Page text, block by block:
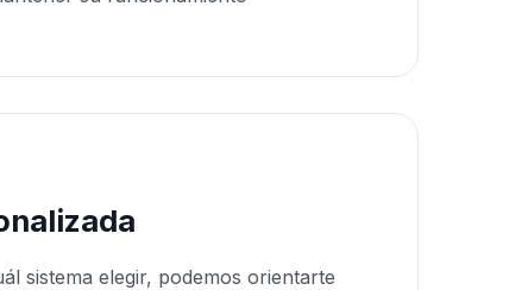
sistema elegir, podemos orientarte